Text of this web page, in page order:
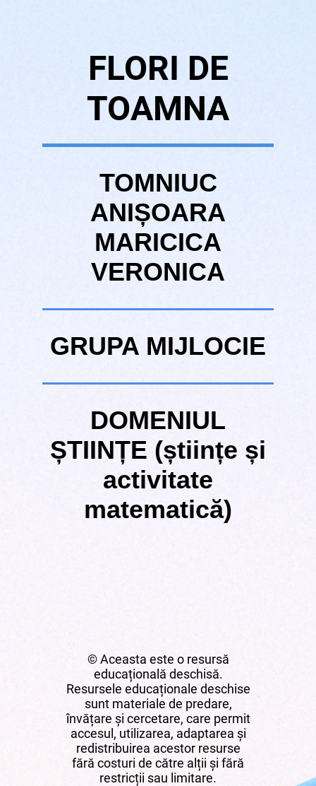
FLORI DE
TOAMNA
TOMNIUC
ANIȘOARA
MARICICA
VERONICA
GRUPA MIJLOCIE
DOMENIUL
ȘTIINȚE (științe și
activitate
matematică)
© Aceasta este o resursă
educațională deschisă.
Resursele educaționale deschise
sunt materiale de predare,
învățare și cercetare, care permit
accesul, utilizarea, adaptarea și
redistribuirea acestor resurse
fără costuri de către alții și fără
restricții sau limitare.